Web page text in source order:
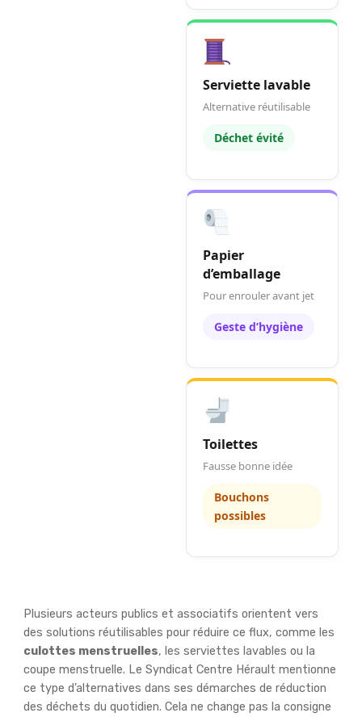
Serviette lavable
Alternative réutilisable
Déchet évité
Papier
d’emballage
Pour enrouler avant jet
Geste d’hygiène
Toilettes
Fausse bonne idée
Bouchons
possibles
Plusieurs acteurs publics et associatifs orientent vers
des solutions réutilisables pour réduire ce flux, comme les
culottes menstruelles, les serviettes lavables ou la
coupe menstruelle. Le Syndicat Centre Hérault mentionne
ce type d’alternatives dans ses démarches de réduction
des déchets du quotidien. Cela ne change pas la consigne